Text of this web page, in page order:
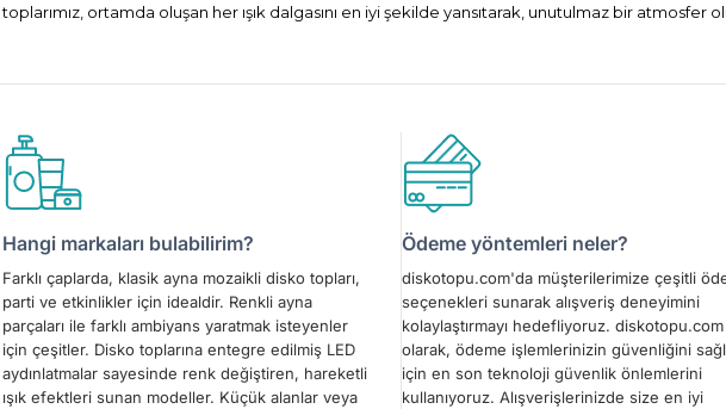
toplarımız, ortamda oluşan her ışık dalgasını en iyi şekilde yansıtarak, unutulmaz bir atmosfer
Hangi markaları bulabilirim?
Farklı çaplarda, klasik ayna mozaikli disko topları,
parti ve etkinlikler için idealdir. Renkli ayna
parçaları ile farklı ambiyans yaratmak isteyenler
için çeşitler. Disko toplarına entegre edilmiş LED
aydınlatmalar sayesinde renk değiştiren, hareketli
ışık efektleri sunan modeller. Küçük alanlar veya
Ödeme yöntemleri neler?
diskotopu.com'da müşterilerimize çeşitli
seçenekleri sunarak alışveriş deneyimini
kolaylaştırmayı hedefliyoruz. diskotopu.com
olarak, ödeme işlemlerinizin güvenliğini
için en son teknoloji güvenlik önlemlerini
kullanıyoruz. Alışverişlerinizde size en iyi